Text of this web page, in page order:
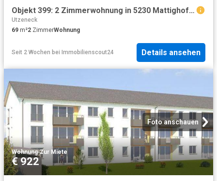
Objekt 399: 2 Zimmerwohnung in 5230 Mattighofen, Hofaustraße 10a, Top 9
Utzeneck
69 m²2 ZimmerWohnung
Seit 2 Wochen bei Immobilienscout24 Details ansehen
Foto anschauen
Wohnung·Zur Miete
€ 922